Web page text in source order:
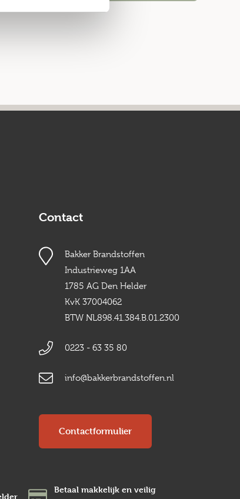
Contact
Bakker Brandstoffen
Industrieweg 1AA
1785 AG Den Helder
KvK 37004062
BTW NL898.41.384.B.01.2300
0223 - 63 35 80
info@bakkerbrandstoffen.nl
Contactformulier
Betaal makkelijk en veilig